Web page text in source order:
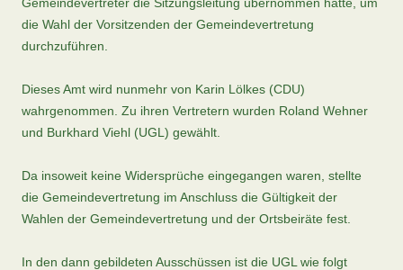
die Wahl der Vorsitzenden der Gemeindevertretung
durchzuführen.
Dieses Amt wird nunmehr von Karin Lölkes (CDU)
wahrgenommen. Zu ihren Vertretern wurden Roland Wehner
und Burkhard Viehl (UGL) gewählt.
Da insoweit keine Widersprüche eingegangen waren, stellte
die Gemeindevertretung im Anschluss die Gültigkeit der
Wahlen der Gemeindevertretung und der Ortsbeiräte fest.
In den dann gebildeten Ausschüssen ist die UGL wie folgt